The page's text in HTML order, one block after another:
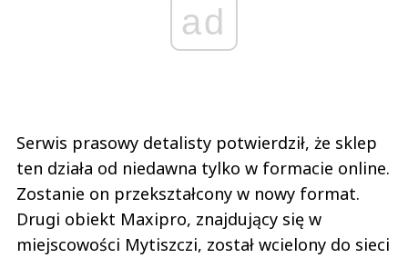
ad
Serwis prasowy detalisty potwierdził, że sklep
ten działa od niedawna tylko w formacie online.
Zostanie on przekształcony w nowy format.
Drugi obiekt Maxipro, znajdujący się w
miejscowości Mytiszczi, został wcielony do sieci